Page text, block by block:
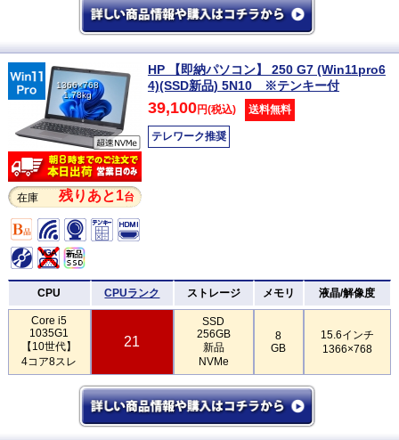
1366×768
1.78kg
在庫 残りあと1台
HP 【即納パソコン】 250 G7 (Win11pro6
4)(SSD新品) 5N10 ※テンキー付
39,100円(税込) 送料無料
テレワーク推奨
CPU CPUランク ストレージ メモリ 液晶/解像度
Core i5
1035G1
【10世代】
4コア8スレ
21
SSD
256GB
新品
NVMe
8
GB
15.6インチ
1366×768